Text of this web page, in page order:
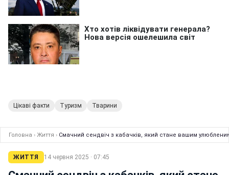
Цікаві факти Туризм Тварини
Головна › Життя › Смачний сендвіч з кабачків, який стане вашим
ЖИТТЯ 14 червня 2025 · 07:45